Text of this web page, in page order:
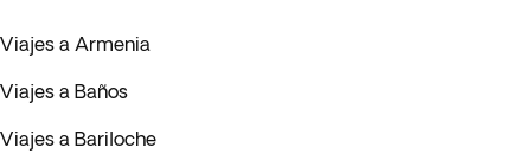
Viajes a Armenia
Viajes a Baños
Viajes a Bariloche